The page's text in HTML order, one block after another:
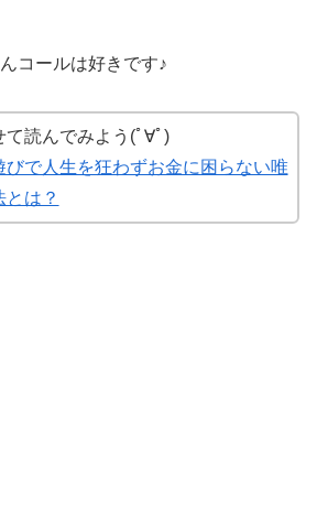
コールは好きです♪
読んでみよう(ﾟ∀ﾟ)
びで人生を狂わずお金に困らない唯
とは？